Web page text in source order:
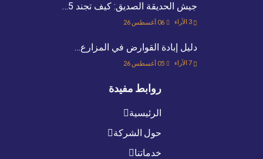
جيش الحديقة الصديق: كيف تجند 5…
06 أغسطس 26 3 الآراء
دليل إبادة القوارض في المزارع…
05 أغسطس 26 7 الآراء
روابط مفيدة
الرئيسية
حول الشركة
خدماتنا